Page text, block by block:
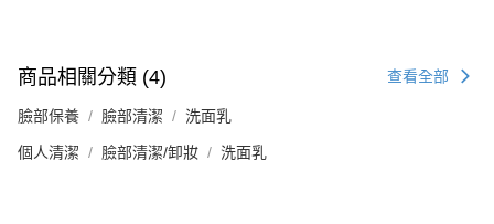
商品相關分類 (4) 查看全部
臉部保養 臉部清潔 洗面乳
個人清潔 臉部清潔/卸妝 洗面乳